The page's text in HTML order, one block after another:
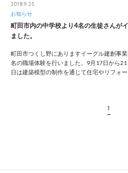
2018.9.25
お知らせ
町田市内の中学校より4名の生徒さんが
ました。
町田市つくし野にありますイーグル建創事
名の職場体験を行いました。9月17日から
日は建築模型の制作を通じて住宅やリフォ
1